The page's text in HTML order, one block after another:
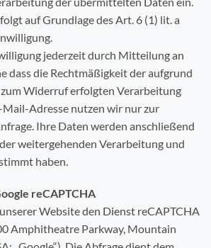
auf Grundlage des Art. 6 (1) lit. a
jederzeit durch Mitteilung an
dass die Rechtmäßigkeit der aufgrund
Widerruf erfolgten Verarbeitung
Adresse nutzen wir nur zur
Ihre Daten werden anschließend
weitergehenden Verarbeitung und
haben.
reCAPTCHA
Website den Dienst reCAPTCHA
Amphitheatre Parkway, Mountain